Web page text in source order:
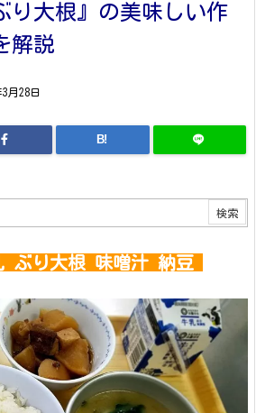
り大根』の美味しい作
解説
3月28日
B!
ぶり大根 味噌汁 納豆